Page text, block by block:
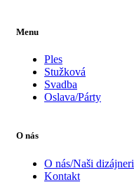
Menu
Ples
Stužková
Svadba
Oslava/Párty
O nás
O nás/Naši dizájneri
Kontakt